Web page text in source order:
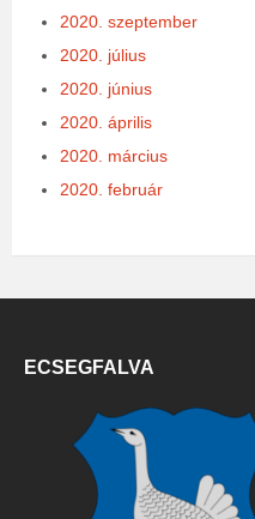
2020. szeptember
2020. július
2020. június
2020. április
2020. március
2020. február
ECSEGFALVA